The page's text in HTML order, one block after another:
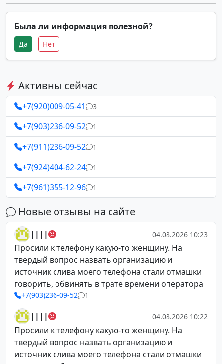
Была ли информация полезной?
Да Нет
Активны сейчас
+7(920)009-05-41 3
+7(903)236-09-52 1
+7(911)236-09-52 1
+7(924)404-62-24 1
+7(961)355-12-96 1
Новые отзывы на сайте
|||| 04.08.2026 10:23
Просили к телефону какую-то женщину. На
твердый вопрос назвать организацию и
источник слива моего телефона стали отмашки
говорить, обвинять в трате времени оператора
+7(903)236-09-52 1
|||| 04.08.2026 10:22
Просили к телефону какую-то женщину. На
твердый вопрос назвать организацию и
источник слива моего телефона стали отмашки